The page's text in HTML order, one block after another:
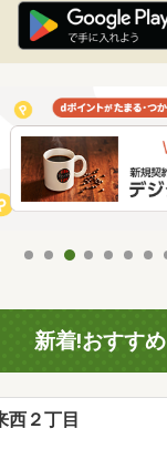
新着!おすすめ
西２丁目